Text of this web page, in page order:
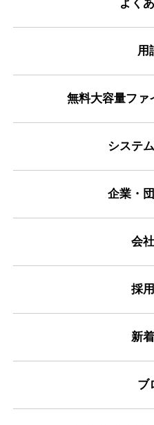
よく
用
無料大容量ファ
システ
企業・
会
採
新
ブ